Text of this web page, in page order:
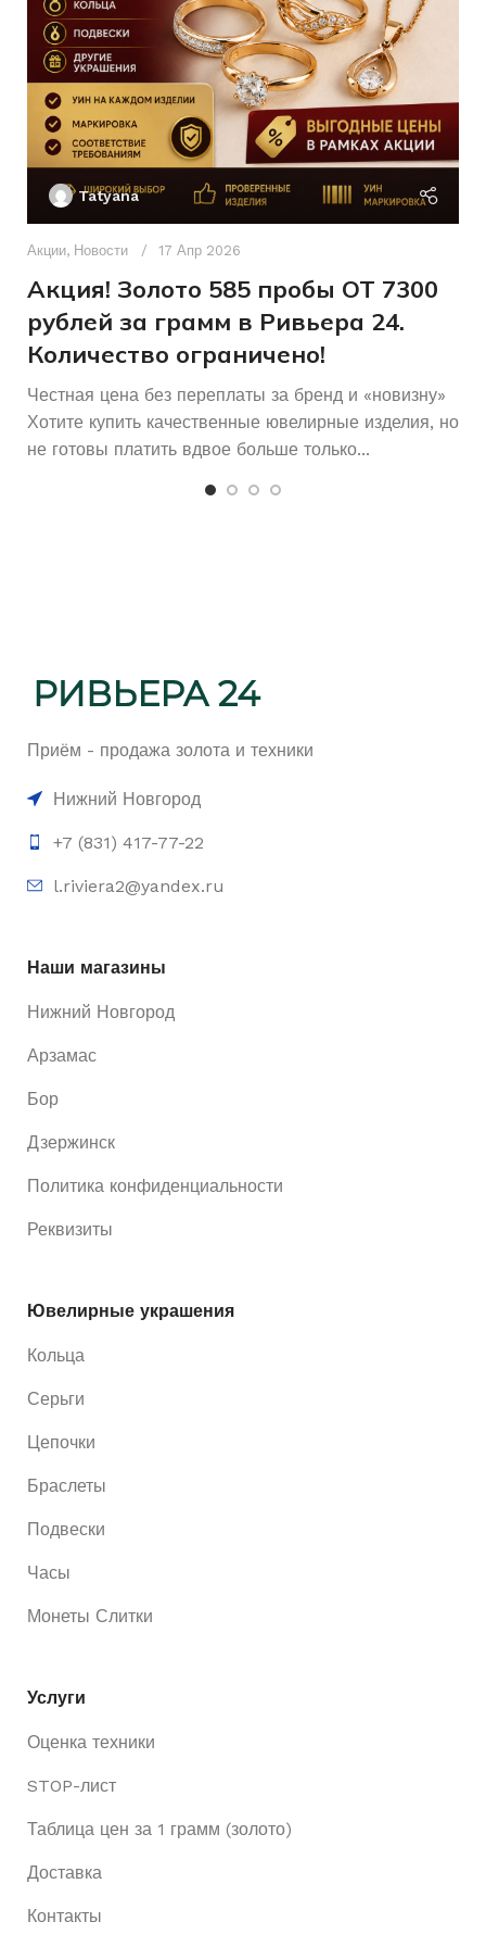
ДЛЯ КОГО Для всех
БРЕНД Без бренда
КОЛИЧЕСТВО КАМНЕЙ
камней
ПРОБА 585
ПЛЕТЕНИЕ
Декоративное
и узорное
КОЛИЧЕСТВО КАМНЕЙ
Tatyana
Акции, Новости 17 Апр 2026
Акция! Золото 585 пробы ОТ 7300
рублей за грамм в Ривьера 24.
Количество ограничено!
Честная цена без переплаты за бренд и «новизну»
Хотите купить качественные ювелирные изделия, но
не готовы платить вдвое больше только...
Приём - продажа золота и техники
Нижний Новгород
+7 (831) 417-77-22
l.riviera2@yandex.ru
Наши магазины
Нижний Новгород
Арзамас
Бор
Дзержинск
Политика конфиденциальности
Реквизиты
Ювелирные украшения
Кольца
Серьги
Цепочки
Браслеты
Подвески
Часы
Монеты Слитки
Услуги
Оценка техники
STOP-лист
Таблица цен за 1 грамм (золото)
Доставка
Контакты